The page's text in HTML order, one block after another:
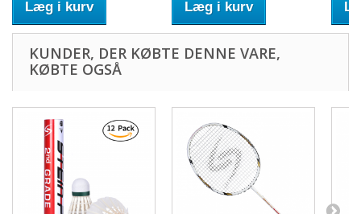
Læg i kurv Læg i kurv
KUNDER, DER KØBTE DENNE VARE,
KØBTE OGSÅ